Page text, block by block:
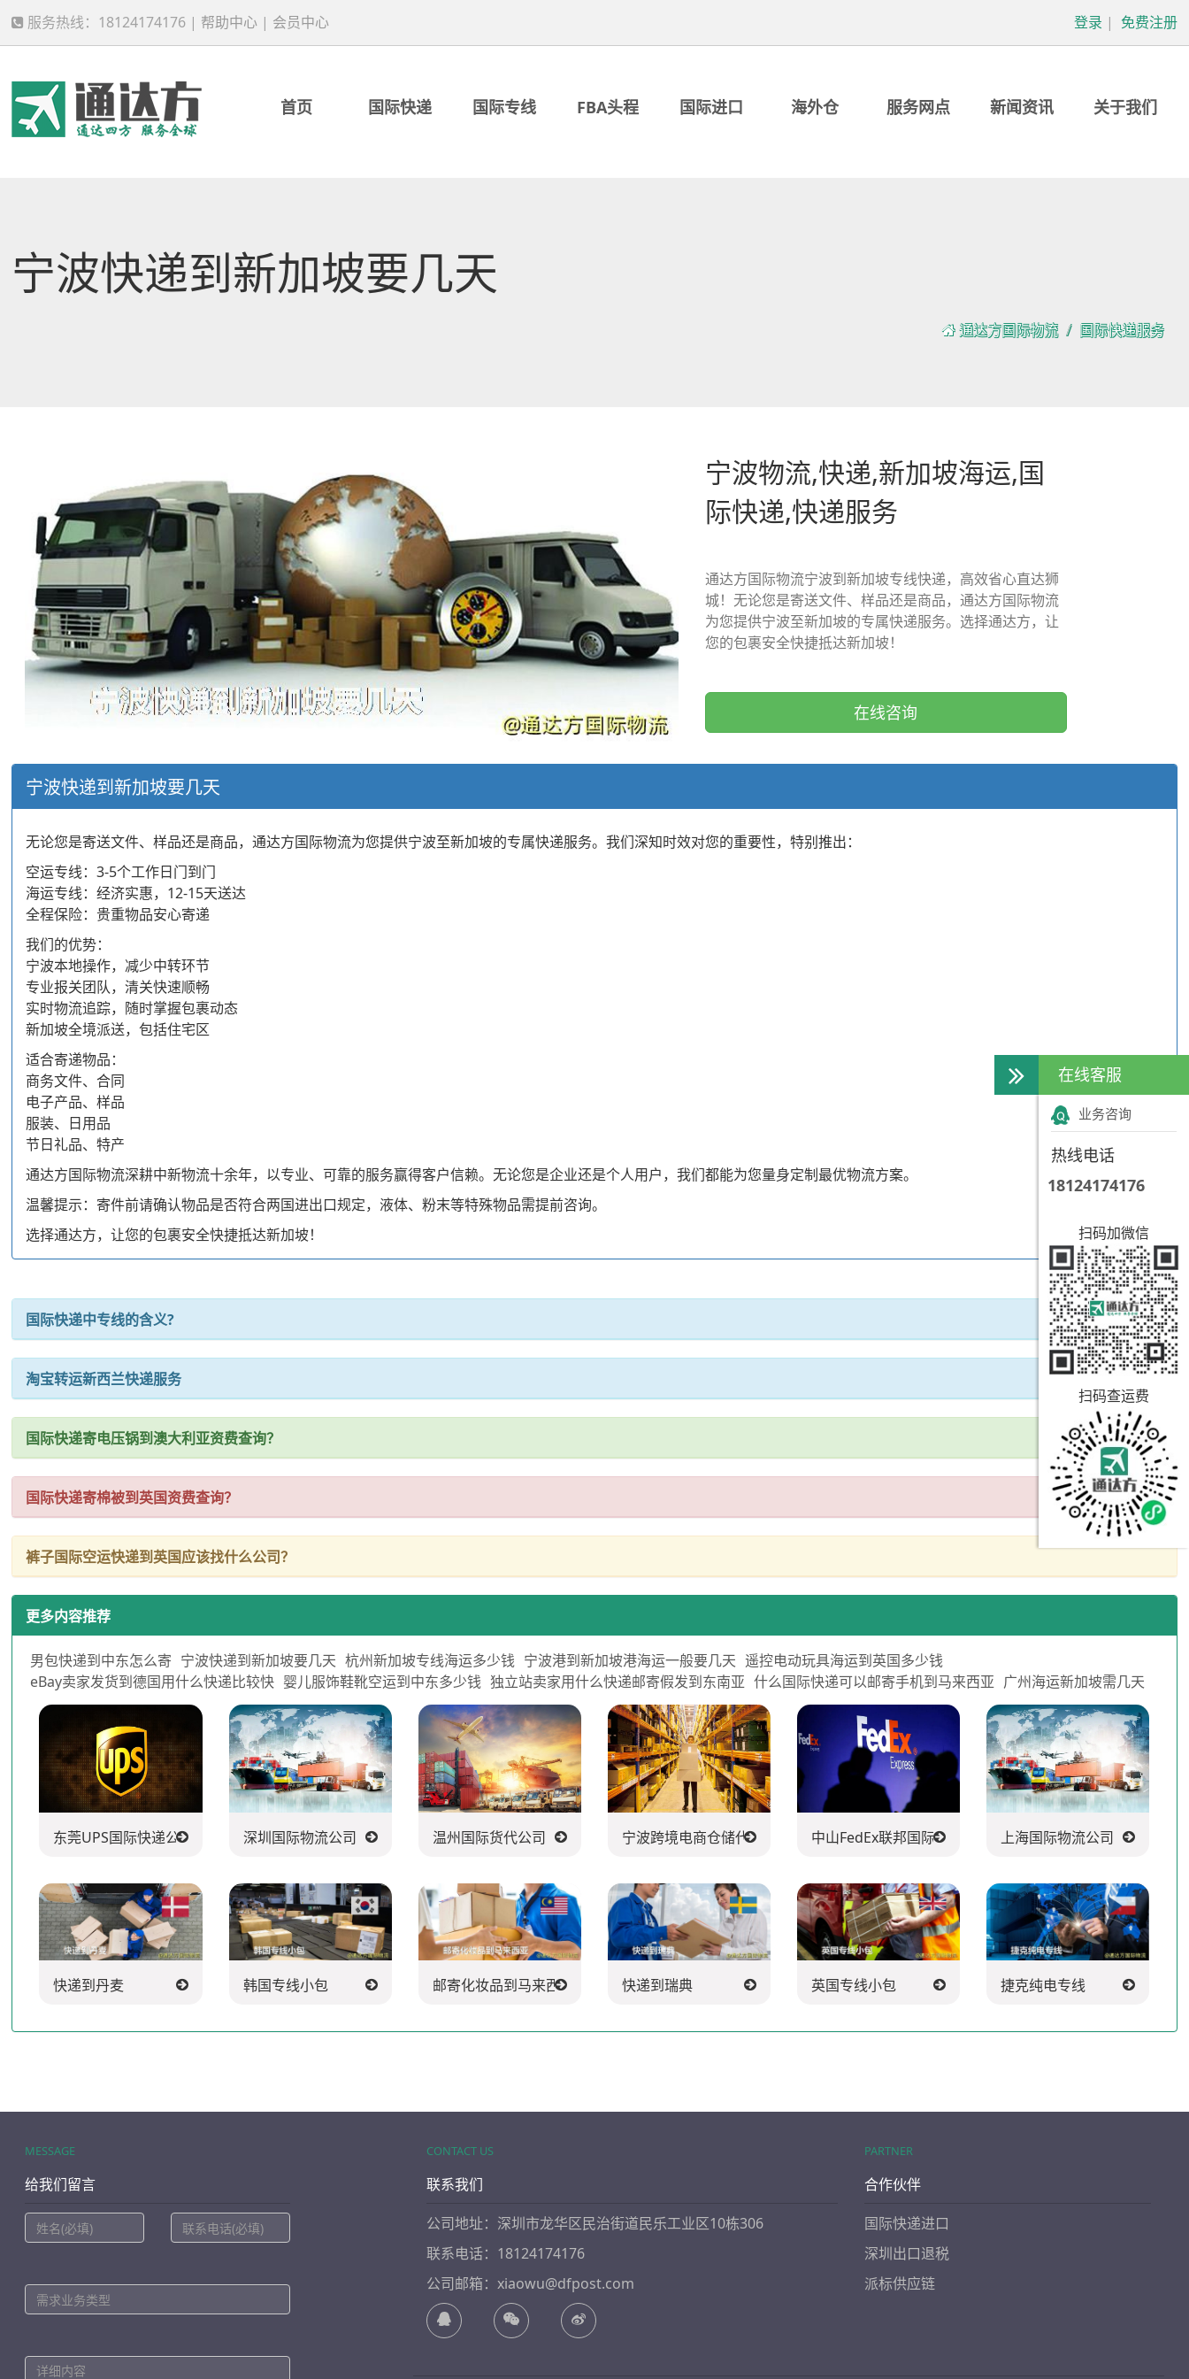
服务热线：18124174176 | 帮助中心 | 会员中心 登录 | 免费注册
首页 国际快递 国际专线 FBA头程 国际进口 海外仓 服务网点 新闻资讯 关于我们
宁波快递到新加坡要几天
通达方国际物流 国际快递服务
宁波物流,快递,新加坡海运,国
际快递,快递服务
通达方国际物流宁波到新加坡专线快递，高效省心直达狮
城！无论您是寄送文件、样品还是商品，通达方国际物流
为您提供宁波至新加坡的专属快递服务。选择通达方，让
您的包裹安全快捷抵达新加坡！
在线咨询
宁波快递到新加坡要几天
无论您是寄送文件、样品还是商品，通达方国际物流为您提供宁波至新加坡的专属快递服务。我们深知时效对您的重要性，特别推出：
空运专线：3-5个工作日门到门
海运专线：经济实惠，12-15天送达
全程保险：贵重物品安心寄递
我们的优势：
宁波本地操作，减少中转环节
专业报关团队，清关快速顺畅
实时物流追踪，随时掌握包裹动态
新加坡全境派送，包括住宅区
适合寄递物品：
商务文件、合同
电子产品、样品
服装、日用品
节日礼品、特产
通达方国际物流深耕中新物流十余年，以专业、可靠的服务赢得客户信赖。无论您是企业还是个人用户，我们都能为您量身定制最优物流方案。
温馨提示：寄件前请确认物品是否符合两国进出口规定，液体、粉末等特殊物品需提前咨询。
选择通达方，让您的包裹安全快捷抵达新加坡！
国际快递中专线的含义?
淘宝转运新西兰快递服务
国际快递寄电压锅到澳大利亚资费查询？
国际快递寄棉被到英国资费查询？
裤子国际空运快递到英国应该找什么公司？
更多内容推荐
男包快递到中东怎么寄 宁波快递到新加坡要几天 杭州新加坡专线海运多少钱 宁波港到新加坡港海运一般要几天 遥控电动玩具海运到英国多少钱
eBay卖家发货到德国用什么快递比较快 婴儿服饰鞋靴空运到中东多少钱 独立站卖家用什么快递邮寄假发到东南亚 什么国际快递可以邮寄手机到马来西亚 广州海运新加坡需几天
东莞UPS国际快递公司 深圳国际物流公司 温州国际货代公司 宁波跨境电商仓储代发货 中山FedEx联邦国际快递公司 上海国际物流公司
快递到丹麦 韩国专线小包 邮寄化妆品到马来西亚 快递到瑞典 英国专线小包 捷克纯电专线
MESSAGE
给我们留言
CONTACT US
联系我们
公司地址：深圳市龙华区民治街道民乐工业区10栋306
联系电话：18124174176
公司邮箱：xiaowu@dfpost.com
PARTNER
合作伙伴
国际快递进口
深圳出口退税
派标供应链
在线客服
业务咨询
热线电话
18124174176
扫码加微信
扫码查运费